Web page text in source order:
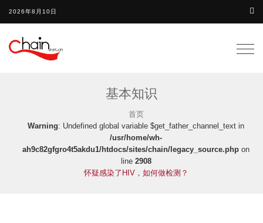
2026年8月10日
基本知识
首页
Warning: Undefined global variable $get_father_channel_text in
/usr/home/wh-
ah9c82gfgro4t5akdu1/htdocs/sites/chain/legacy_source.php on
line 2908
怀疑感染了HIV，如何做检测？